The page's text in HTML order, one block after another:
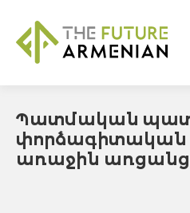
Պատմական
փորձագիտական
առաջին առցանց